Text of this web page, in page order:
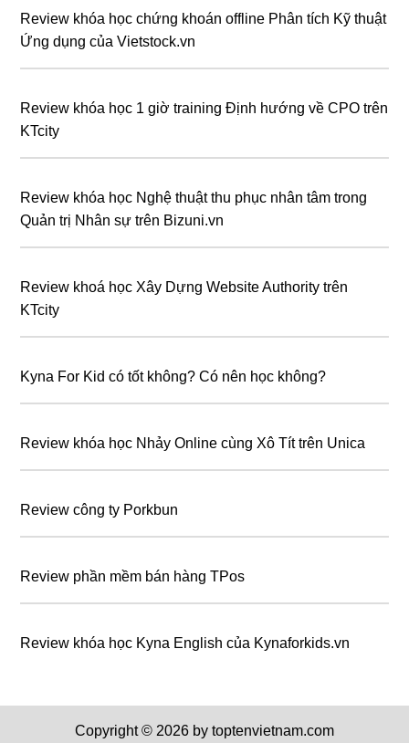
Review khóa học chứng khoán offline Phân tích Kỹ thuật
Ứng dụng của Vietstock.vn
Review khóa học 1 giờ training Định hướng về CPO trên
KTcity
Review khóa học Nghệ thuật thu phục nhân tâm trong
Quản trị Nhân sự trên Bizuni.vn
Review khoá học Xây Dựng Website Authority trên
KTcity
Kyna For Kid có tốt không? Có nên học không?
Review khóa học Nhảy Online cùng Xô Tít trên Unica
Review công ty Porkbun
Review phần mềm bán hàng TPos
Review khóa học Kyna English của Kynaforkids.vn
Copyright © 2026 by toptenvietnam.com